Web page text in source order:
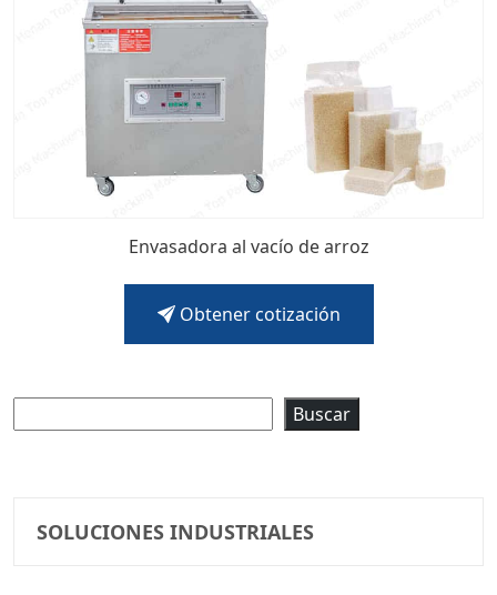
Envasadora al vacío de arroz
Obtener cotización
Buscar
SOLUCIONES INDUSTRIALES